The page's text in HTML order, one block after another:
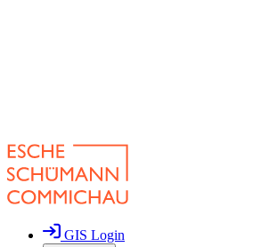
GIS Login